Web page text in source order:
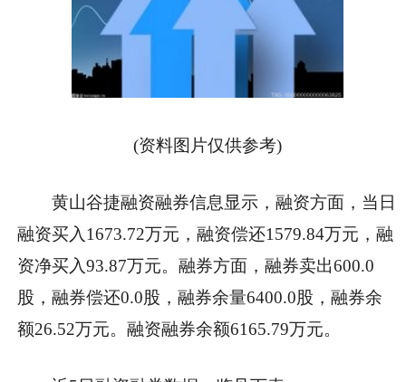
(资料图片仅供参考)
黄山谷捷融资融券信息显示，融资方面，当日
融资买入1673.72万元，融资偿还1579.84万元，融
资净买入93.87万元。融券方面，融券卖出600.0
股，融券偿还0.0股，融券余量6400.0股，融券余
额26.52万元。融资融券余额6165.79万元。